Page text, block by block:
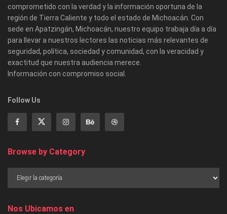
comprometido con la verdad y la información oportuna de la
región de Tierra Caliente y todo el estado de Michoacán. Con
sede en Apatzingán, Michoacán, nuestro equipo trabaja día a día
para llevar a nuestros lectores las noticias más relevantes de
seguridad, política, sociedad y comunidad, con la veracidad y
exactitud que nuestra audiencia merece.
Información con compromiso social.
Follow Us
Browse by Category
Nos Ubicamos en